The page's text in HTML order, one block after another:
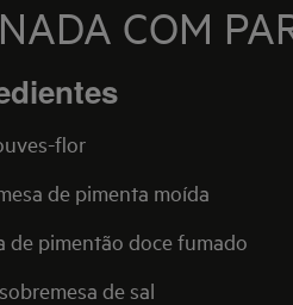
COM
flor
de pimenta moída
de pimentão doce fumado
de sal